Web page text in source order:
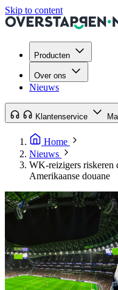
Skip to content
Producten
Over ons
Nieuws
Klantenservice
Home
Nieuws
WK-reizigers riskeren
Amerikaanse douane